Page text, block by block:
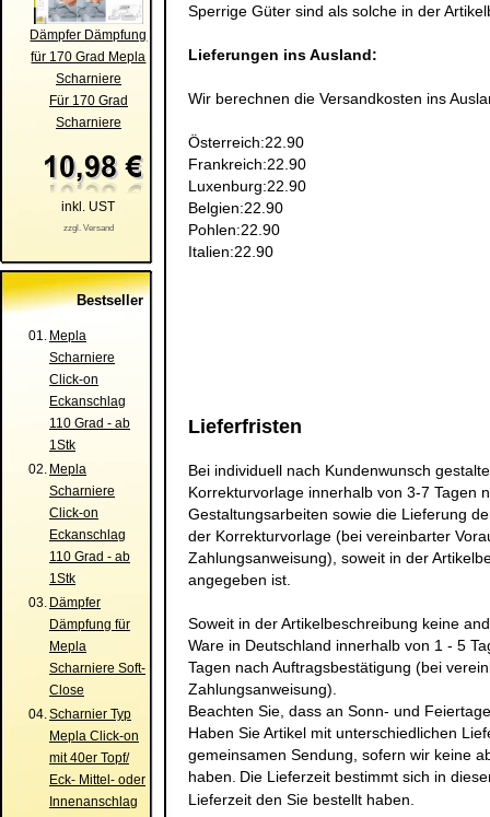
Dämpfer Dämpfung
für 170 Grad Mepla
Scharniere
Für 170 Grad
Scharniere
inkl. UST
zzgl. Versand
Bestseller
01. Mepla
Scharniere
Click-on
Eckanschlag
110 Grad - ab
1Stk
02. Mepla
Scharniere
Click-on
Eckanschlag
110 Grad - ab
1Stk
03. Dämpfer
Dämpfung für
Mepla
Scharniere Soft-
Close
04.Scharnier Typ
Mepla Click-on
mit 40er Topf/
Eck- Mittel- oder
Innenanschlag
Sperrige Güter sind als solche in der
Lieferungen ins Ausland:
Wir berechnen die Versandkosten ins
Österreich:22.90
Frankreich:22.90
Luxenburg:22.90
Belgien:22.90
Pohlen:22.90
Italien:22.90
Lieferfristen
Bei individuell nach Kundenwunsch
Korrekturvorlage innerhalb von 3-7 Tagen
Gestaltungsarbeiten sowie die Lieferung
der Korrekturvorlage (bei vereinbarter
Zahlungsanweisung), soweit in der
angegeben ist.
Soweit in der Artikelbeschreibung keine
Ware in Deutschland innerhalb von 1 - 5
Tagen nach Auftragsbestätigung (bei
Zahlungsanweisung).
Beachten Sie, dass an Sonn- und
Haben Sie Artikel mit unterschiedlichen
gemeinsamen Sendung, sofern wir keine
haben. Die Lieferzeit bestimmt sich in
Lieferzeit den Sie bestellt haben.